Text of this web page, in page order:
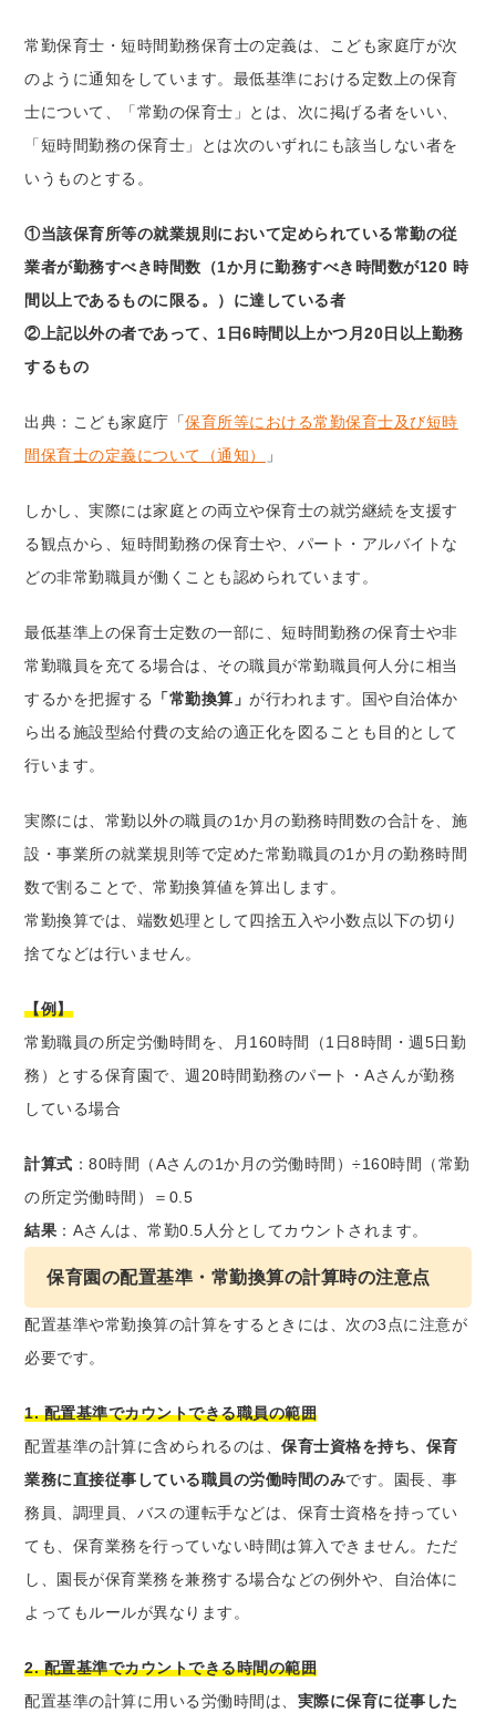
常勤保育士・短時間勤務保育士の定義は、こども家庭庁が次
のように通知をしています。最低基準における定数上の保育
士について、「常勤の保育士」とは、次に掲げる者をいい、
「短時間勤務の保育士」とは次のいずれにも該当しない者を
いうものとする。
①当該保育所等の就業規則において定められている常勤の従
業者が勤務すべき時間数（1か月に勤務すべき時間数が120 時
間以上であるものに限る。）に達している者
②上記以外の者であって、1日6時間以上かつ月20日以上勤務
するもの
出典：こども家庭庁「保育所等における常勤保育士及び短時
間保育士の定義について（通知）
」
しかし、実際には家庭との両立や保育士の就労継続を支援す
る観点から、短時間勤務の保育士や、パート・アルバイトな
どの非常勤職員が働くことも認められています。
最低基準上の保育士定数の一部に、短時間勤務の保育士や非
常勤職員を充てる場合は、その職員が常勤職員何人分に相当
するかを把握する
「常勤換算」が行われます。国や自治体か
ら出る施設型給付費の支給の適正化を図ることも目的として
行います。
実際には、常勤以外の職員の1か月の勤務時間数の合計を、施
設・事業所の就業規則等で定めた常勤職員の1か月の勤務時間
数で割ることで、常勤換算値を算出します。
常勤換算では、端数処理として四捨五入や小数点以下の切り
捨てなどは行いません。
【例】
常勤職員の所定労働時間を、月160時間（1日8時間・週5日勤
務）とする保育園で、週20時間勤務のパート・Aさんが勤務
している場合
計算式 ：80時間（Aさんの1か月の労働時間）÷160時間（常勤
の所定労働時間）＝0.5
結果 ：Aさんは、常勤0.5人分としてカウントされます。
保育園の配置基準・常勤換算の計算時の注意点
配置基準や常勤換算の計算をするときには、次の3点に注意が
必要です。
1. 配置基準でカウントできる職員の範囲
配置基準の計算に含められるのは、保育士資格を持ち、保育
業務に直接従事している職員の労働時間のみです。園長、事
務員、調理員、バスの運転手などは、保育士資格を持ってい
ても、保育業務を行っていない時間は算入できません。ただ
し、園長が保育業務を兼務する場合などの例外や、自治体に
よってもルールが異なります。
2. 配置基準でカウントできる時間の範囲
配置基準の計算に用いる労働時間は、 実際に保育に従事した